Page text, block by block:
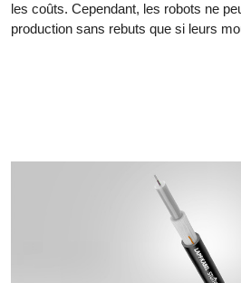
les coûts. Cependant, les robots ne
production sans rebuts que si leurs